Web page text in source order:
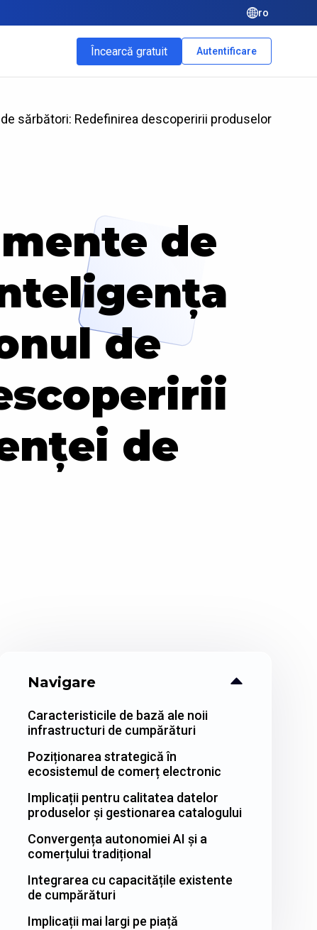
ro
Încearcă gratuit Autentificare
sărbători: Redefinirea descoperirii produselor
de
de
de
Navigare
Caracteristicile de bază ale noii
infrastructuri de cumpărături
Poziționarea strategică în
ecosistemul de comerț electronic
Implicații pentru calitatea datelor
produselor și gestionarea catalogului
Convergența autonomiei AI și a
comerțului tradițional
Integrarea cu capacitățile existente
de cumpărături
Implicații mai largi pe piață